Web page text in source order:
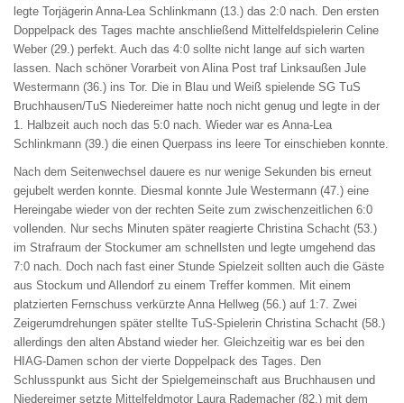
legte Torjägerin Anna-Lea Schlinkmann (13.) das 2:0 nach. Den ersten
Doppelpack des Tages machte anschließend Mittelfeldspielerin Celine
Weber (29.) perfekt. Auch das 4:0 sollte nicht lange auf sich warten
lassen. Nach schöner Vorarbeit von Alina Post traf Linksaußen Jule
Westermann (36.) ins Tor. Die in Blau und Weiß spielende SG TuS
Bruchhausen/TuS Niedereimer hatte noch nicht genug und legte in der
1. Halbzeit auch noch das 5:0 nach. Wieder war es Anna-Lea
Schlinkmann (39.) die einen Querpass ins leere Tor einschieben konnte.
Nach dem Seitenwechsel dauere es nur wenige Sekunden bis erneut
gejubelt werden konnte. Diesmal konnte Jule Westermann (47.) eine
Hereingabe wieder von der rechten Seite zum zwischenzeitlichen 6:0
vollenden. Nur sechs Minuten später reagierte Christina Schacht (53.)
im Strafraum der Stockumer am schnellsten und legte umgehend das
7:0 nach. Doch nach fast einer Stunde Spielzeit sollten auch die Gäste
aus Stockum und Allendorf zu einem Treffer kommen. Mit einem
platzierten Fernschuss verkürzte Anna Hellweg (56.) auf 1:7. Zwei
Zeigerumdrehungen später stellte TuS-Spielerin Christina Schacht (58.)
allerdings den alten Abstand wieder her. Gleichzeitig war es bei den
HIAG-Damen schon der vierte Doppelpack des Tages. Den
Schlusspunkt aus Sicht der Spielgemeinschaft aus Bruchhausen und
Niedereimer setzte Mittelfeldmotor Laura Rademacher (82.) mit dem